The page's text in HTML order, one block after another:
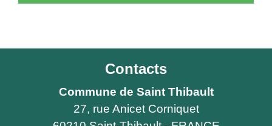
Contacts
Commune de Saint Thibault
27, rue Anicet Corniquet